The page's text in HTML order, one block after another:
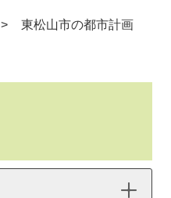
> 東松山市の都市計画